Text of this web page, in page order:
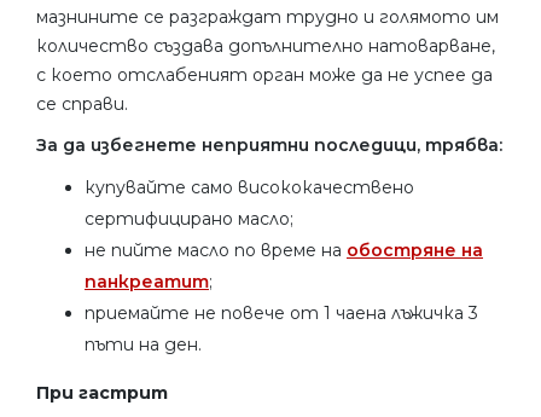
мазнините се разграждат трудно и голямото им
количество създава допълнително натоварване,
с което отслабеният орган може да не успее да
се справи.
За да избегнете неприятни последици, трябва:
купувайте само висококачествено
сертифицирано масло;
не пийте масло по време на обостряне на
панкреатит;
приемайте не повече от 1 чаена лъжичка 3
пъти на ден.
При гастрит